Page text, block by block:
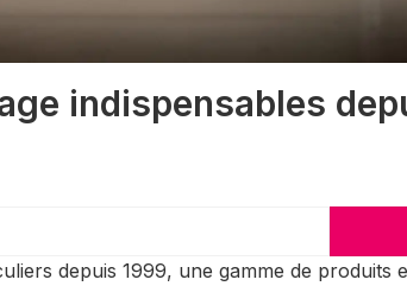
indispensables
depuis 1999, une gamme de produits